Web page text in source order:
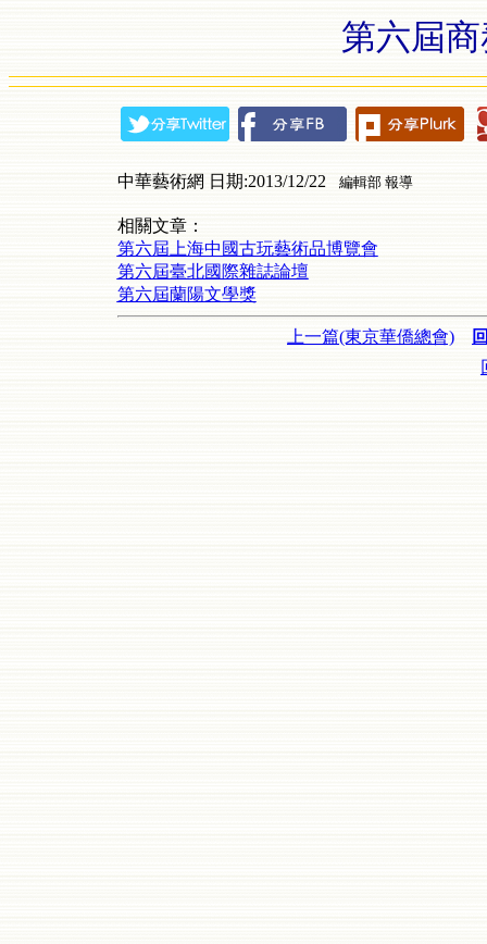
第六屆
中華藝術網 日期:2013/12/22 編輯部 報導
相關文章：
第六屆上海中國古玩藝術品博覽會
第六屆臺北國際雜誌論壇
第六屆蘭陽文學獎
上一篇(東京華僑總會)